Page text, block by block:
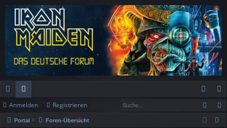
ch
ne
or
en
n
m
eg
ist
Anmelden Registrieren
Portal Foren-Übersicht